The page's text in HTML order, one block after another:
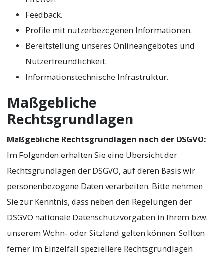
Feedback.
Profile mit nutzerbezogenen Informationen.
Bereitstellung unseres Onlineangebotes und
Nutzerfreundlichkeit.
Informationstechnische Infrastruktur.
Maßgebliche
Rechtsgrundlagen
Maßgebliche Rechtsgrundlagen nach der DSGVO:
Im Folgenden erhalten Sie eine Übersicht der
Rechtsgrundlagen der DSGVO, auf deren Basis wir
personenbezogene Daten verarbeiten. Bitte nehmen
Sie zur Kenntnis, dass neben den Regelungen der
DSGVO nationale Datenschutzvorgaben in Ihrem bzw.
unserem Wohn- oder Sitzland gelten können. Sollten
ferner im Einzelfall speziellere Rechtsgrundlagen